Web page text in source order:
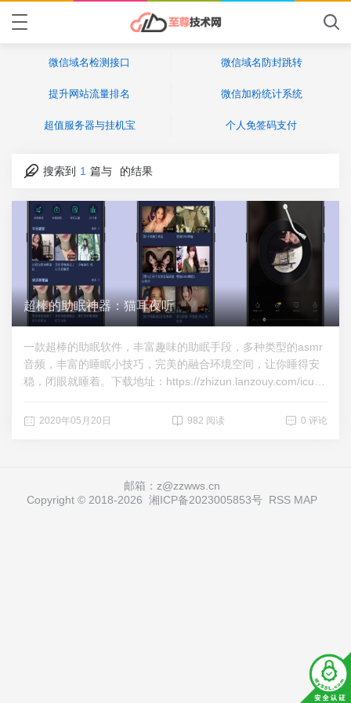
微信域名检测接口 微信域名防封跳转
提升网站流量排名 微信加粉统计系统
超值服务器与挂机宝 个人免签码支付
搜索到 1 篇与 的结果
超棒的助眠神器：猫耳夜听
一款超棒的助眠软件，丰富趣味的助眠手段，多种类型的asmr
音频，丰富的睡眠小技巧，完美的融合环境空间，让你睡得安
稳，闭眼就睡着。下载地址：https://zhizun.lanzouy.com/icu0v
2020年05月20日 982 阅读 0 评论
邮箱：z@zzwws.cn
Copyright © 2018-2026 湘ICP备2023005853号 RSS MAP